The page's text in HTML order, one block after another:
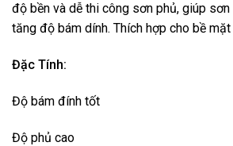
độ bền và dễ thi công sơn phủ, giúp sơn
tăng độ bám dính. Thích hợp cho bề
Đặc Tính:
Độ bám đính tốt
Độ phủ cao